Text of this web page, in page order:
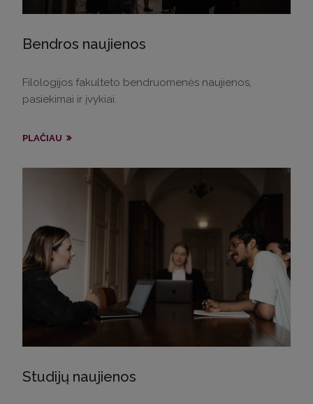
Bendros naujienos
Filologijos fakulteto bendruomenės naujienos,
pasiekimai ir įvykiai.
PLAČIAU
Studijų naujienos